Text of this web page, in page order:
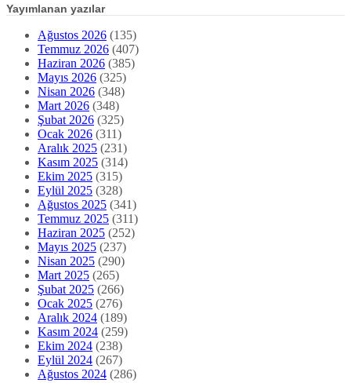
Yayımlanan yazılar
Ağustos 2026 (135)
Temmuz 2026 (407)
Haziran 2026 (385)
Mayıs 2026 (325)
Nisan 2026 (348)
Mart 2026 (348)
Şubat 2026 (325)
Ocak 2026 (311)
Aralık 2025 (231)
Kasım 2025 (314)
Ekim 2025 (315)
Eylül 2025 (328)
Ağustos 2025 (341)
Temmuz 2025 (311)
Haziran 2025 (252)
Mayıs 2025 (237)
Nisan 2025 (290)
Mart 2025 (265)
Şubat 2025 (266)
Ocak 2025 (276)
Aralık 2024 (189)
Kasım 2024 (259)
Ekim 2024 (238)
Eylül 2024 (267)
Ağustos 2024 (286)